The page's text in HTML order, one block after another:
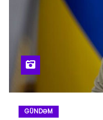
GÜNDƏM